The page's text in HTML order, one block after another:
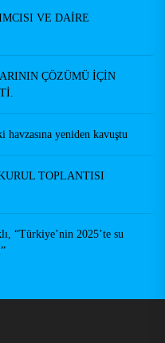
VE DAİRE
ÇÖZÜMÜ İÇİN
havzasına yeniden kavuştu
TOPLANTISI
“Türkiye’nin 2025’te su